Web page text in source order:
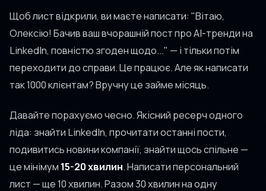
Щоб лист відкрили, ви маєте написати: "Вітаю,
Олексію! Бачив ваш вчорашній пост про AI-тренди на
LinkedIn, повністю згоден щодо..." — і тільки потім
переходити до справи. Це працює. Але як написати
так 1000 клієнтам? Вручну це займе місяць.
Давайте порахуємо чесно. Якісний ресерч одного
ліда: знайти LinkedIn, прочитати останні пости,
подивитись новини компанії, знайти щось спільне —
це мінімум 15-20 хвилин. Написати персональний
лист — ще 10 хвилин. Разом 30 хвилин на одну